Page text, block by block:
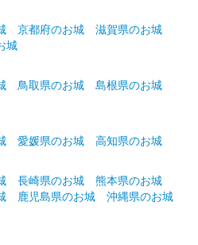
6年 鬼小十郎まつり記念 城写真版
和6年 鬼小十郎まつり記念版
京都府のお城
滋賀県のお城
城
鳥取県のお城
島根県のお城
愛媛県のお城
高知県のお城
長崎県のお城
熊本県のお城
鹿児島県のお城 沖縄県のお城